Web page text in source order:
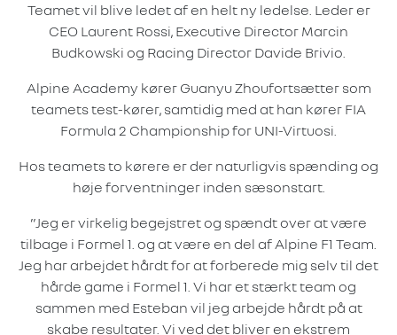
Teamet vil blive ledet af en helt ny ledelse. Leder er
CEO Laurent Rossi, Executive Director Marcin
Budkowski og Racing Director Davide Brivio.
Alpine Academy kører Guanyu Zhoufortsætter som
teamets test-kører, samtidig med at han kører FIA
Formula 2 Championship for UNI-Virtuosi.
Hos teamets to kørere er der naturligvis spænding og
høje forventninger inden sæsonstart.
”Jeg er virkelig begejstret og spændt over at være
tilbage i Formel 1. og at være en del af Alpine F1 Team.
Jeg har arbejdet hårdt for at forberede mig selv til det
hårde game i Formel 1. Vi har et stærkt team og
sammen med Esteban vil jeg arbejde hårdt på at
skabe resultater. Vi ved det bliver en ekstrem